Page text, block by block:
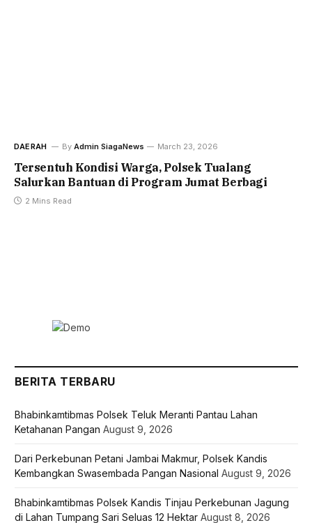
DAERAH By Admin SiagaNews March 23, 2026
Tersentuh Kondisi Warga, Polsek Tualang
Salurkan Bantuan di Program Jumat Berbagi
2 Mins Read
BERITA TERBARU
Bhabinkamtibmas Polsek Teluk Meranti Pantau Lahan
Ketahanan Pangan August 9, 2026
Dari Perkebunan Petani Jambai Makmur, Polsek Kandis
Kembangkan Swasembada Pangan Nasional August 9, 2026
Bhabinkamtibmas Polsek Kandis Tinjau Perkebunan Jagung
di Lahan Tumpang Sari Seluas 12 Hektar August 8, 2026